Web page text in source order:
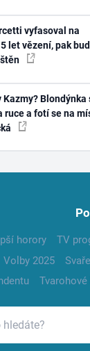
vyfasoval na
let vězení, pak
Kazmy? Blondýnka
ruce a fotí se na
horory TV
Volby 2025